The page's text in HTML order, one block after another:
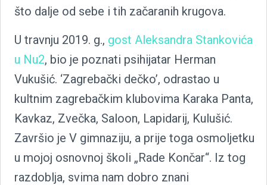
što dalje od sebe i tih začaranih krugova.
U travnju 2019. g., gost Aleksandra Stankovića
u Nu2, bio je poznati psihijatar Herman
Vukušić. ‘Zagrebački dečko’, odrastao u
kultnim zagrebačkim klubovima Karaka Panta,
Kavkaz, Zvečka, Saloon, Lapidarij, Kulušić.
Završio je V gimnaziju, a prije toga osmoljetku
u mojoj osnovnoj školi „Rade Končar“. Iz tog
razdoblja, svima nam dobro znani